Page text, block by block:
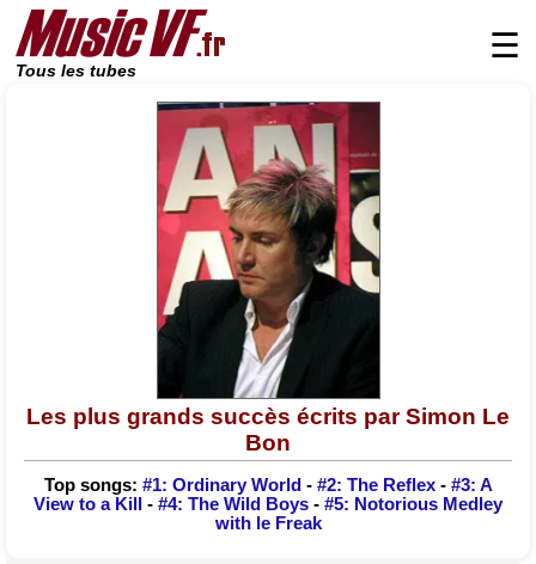
Tous les tubes
☰
Les plus grands succès écrits par Simon Le
Bon
Top songs: #1: Ordinary World - #2: The Reflex- #3: A
View to a Kill
- #4: The Wild Boys - #5: Notorious Medley
with le Freak